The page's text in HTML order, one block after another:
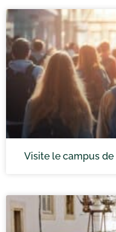
Visite le campus de